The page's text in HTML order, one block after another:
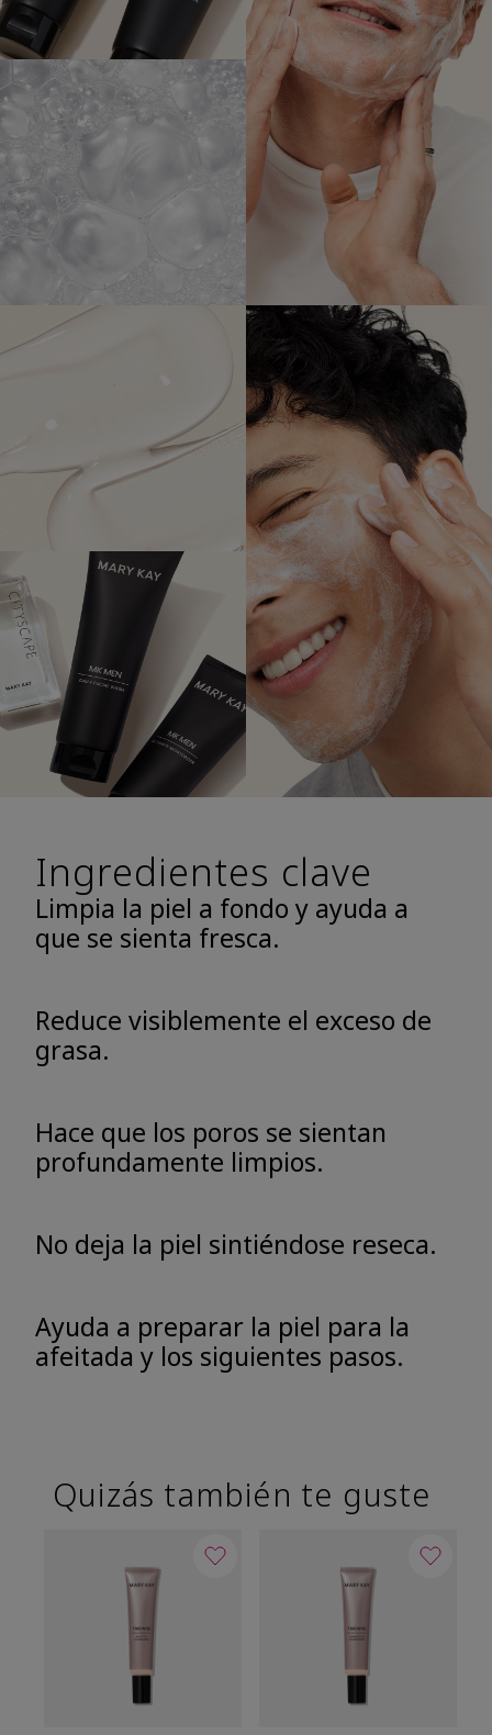
Ingredientes clave
Limpia la piel a fondo y ayuda a
que se sienta fresca.
Reduce visiblemente el exceso de
grasa.
Hace que los poros se sientan
profundamente limpios.
No deja la piel sintiéndose reseca.
Ayuda a preparar la piel para la
afeitada y los siguientes pasos.
Quizás también te guste